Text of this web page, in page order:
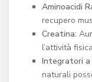
Aminoacidi
recupero
Creatina:
l’attività
Integratori a
naturali